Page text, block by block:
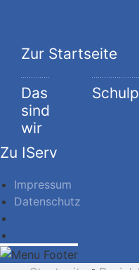
Zur Startseite
Das
sind
wir
Zu IServ
Impressum
Datenschutz